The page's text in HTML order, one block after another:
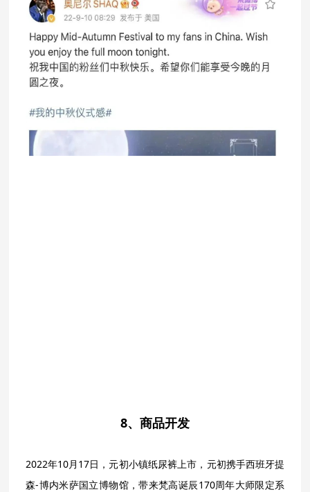
8、商品开发
2022年10月17日，元初小镇纸尿裤上市，元初携手西班牙提
森-博内米萨国立博物馆，带来梵高诞辰170周年大师限定系